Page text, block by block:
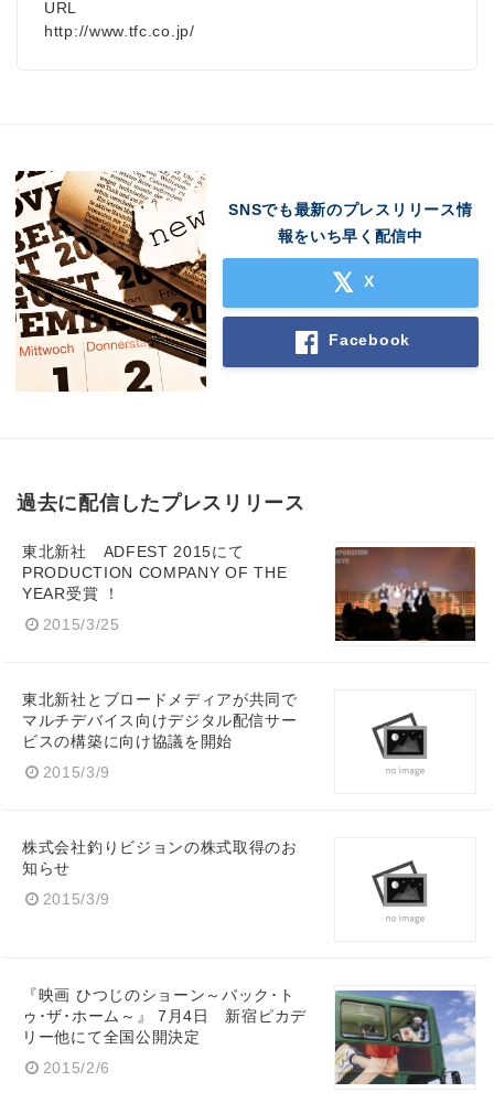
URL
http://www.tfc.co.jp/
SNSでも最新のプレスリリース情
報をいち早く配信中
X
Facebook
過去に配信したプレスリリース
東北新社 ADFEST 2015にて
PRODUCTION COMPANY OF THE
YEAR受賞 ！
2015/3/25
東北新社とブロードメディアが共同で
マルチデバイス向けデジタル配信サー
ビスの構築に向け協議を開始
2015/3/9
株式会社釣りビジョンの株式取得のお
知らせ
2015/3/9
『映画 ひつじのショーン～バック･ト
ゥ･ザ･ホーム～』 7月4日 新宿ピカデ
リー他にて全国公開決定
2015/2/6